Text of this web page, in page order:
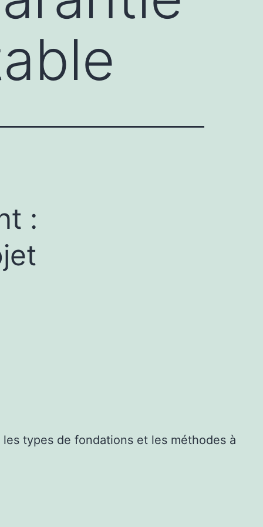
:
types de fondations et les méthodes à